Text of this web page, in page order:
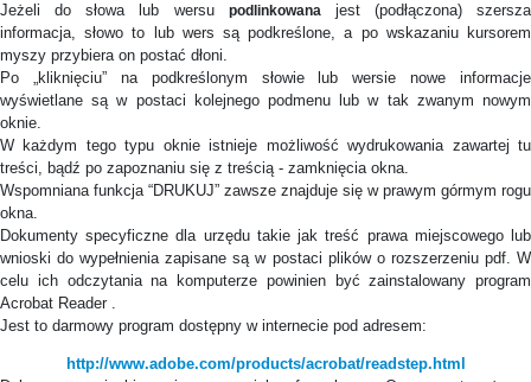
Jeżeli do słowa lub wersu podlinkowanajest (podłączona) szersza
informacja, słowo to lub wers są podkreślone, a po wskazaniu kursorem
myszy przybiera on postać dłoni.
Po „kliknięciu” na podkreślonym słowie lub wersie nowe informacje
wyświetlane są w postaci kolejnego podmenu lub w tak zwanym nowym
oknie.
W każdym tego typu oknie istnieje możliwość wydrukowania zawartej tu
treści, bądź po zapoznaniu się z treścią - zamknięcia okna.
Wspomniana funkcja “DRUKUJ” zawsze znajduje się w prawym górmym rogu
okna.
Dokumenty specyficzne dla urzędu takie jak treść prawa miejscowego lub
wnioski do wypełnienia zapisane są w postaci plików o rozszerzeniu pdf. W
celu ich odczytania na komputerze powinien być zainstalowany program
Acrobat Reader .
Jest to darmowy program dostępny w internecie pod adresem:
http://www.adobe.com/products/acrobat/readstep.html